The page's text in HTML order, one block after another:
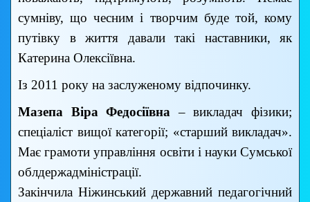
сумніву, що чесним і творчим буде той, кому
путівку в життя давали такі наставники, як
Катерина Олексіївна.
Із 2011 року на заслуженому відпочинку.
Мазепа Віра Федосіївна – викладач фізики;
спеціаліст вищої категорії; «старший викладач».
Має грамоти управління освіти і науки Сумської
облдержадміністрації.
Закінчила Ніжинський державний педагогічний